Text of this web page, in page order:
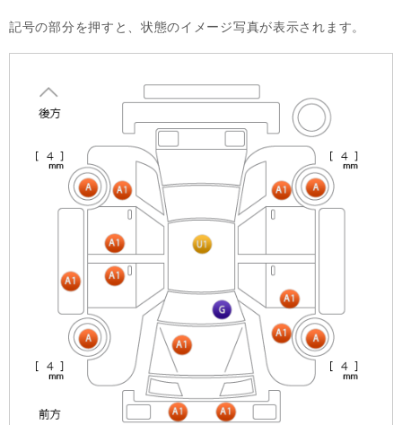
記号の部分を押すと、状態のイメージ写真が表示されます。